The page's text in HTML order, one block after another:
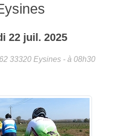
22 juil. 2025
33320 Eysines - à 08h30